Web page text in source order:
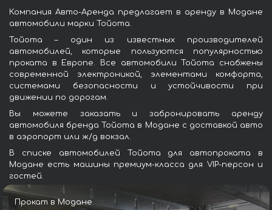
Компания Авто-Аренда предлагает в аренду в Модане
автомобили марки Тойота.
Тойота – один из известных производителей
автомобилей, которые пользуются популярностью
проката в Европе. Все автомобили Тойота снабжены
современной электроникой, элементами комфорта,
системами безопасности и устойчивости при
движении по дорогам.
Вы можете заказать и забронировать аренду
автомобиля бренда Тойота в Модане с доставкой авто
в аэропорт или ж/д вокзал.
В списке автомобилей Тойота для автопроката в
Модане есть машины премиум-класса для VIP-персон и
гостей.
Прокат в Модане